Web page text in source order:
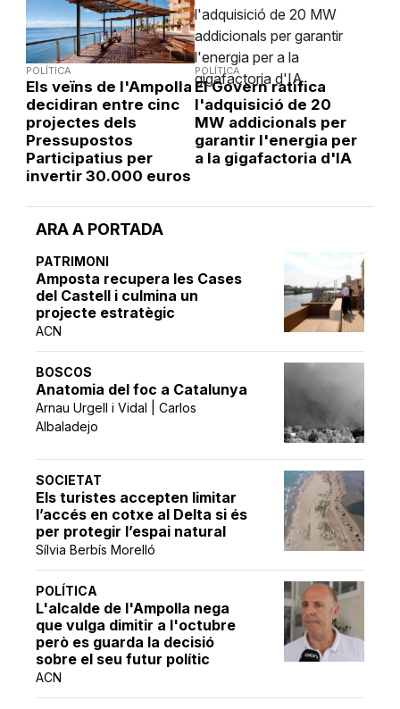
ARA A PORTADA
PATRIMONI
Amposta recupera les Cases
del Castell i culmina un
projecte estratègic
ACN
BOSCOS
Anatomia del foc a Catalunya
Arnau Urgell i Vidal | Carlos
Albaladejo
SOCIETAT
Els turistes accepten limitar
l’accés en cotxe al Delta si és
per protegir l’espai natural
Sílvia Berbís Morelló
POLÍTICA
L'alcalde de l'Ampolla nega
que vulga dimitir a l'octubre
però es guarda la decisió
sobre el seu futur polític
ACN
POLÍTICA
Els veïns de l'Ampolla
decidiran entre cinc
projectes dels
Pressupostos
Participatius per
invertir 30.000 euros
POLÍTICA
El Govern ratifica
l'adquisició de 20
MW addicionals per
garantir l'energia per
a la gigafactoria d'IA